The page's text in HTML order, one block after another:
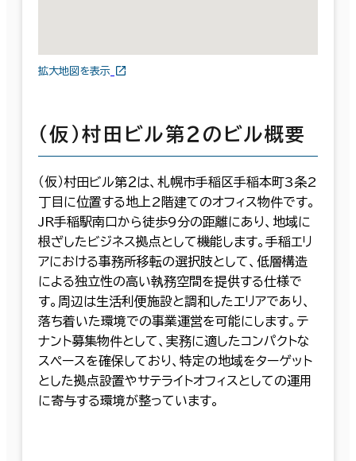
拡大地図を表示
（仮）村田ビル第２のビル概要
（仮）村田ビル第２は、札幌市手稲区手稲本町3条2
丁目に位置する地上2階建てのオフィス物件です。
JR手稲駅南口から徒歩9分の距離にあり、地域に
根ざしたビジネス拠点として機能します。手稲エリ
アにおける事務所移転の選択肢として、低層構造
による独立性の高い執務空間を提供する仕様で
す。周辺は生活利便施設と調和したエリアであり、
落ち着いた環境での事業運営を可能にします。テ
ナント募集物件として、実務に適したコンパクトな
スペースを確保しており、特定の地域をターゲット
とした拠点設置やサテライトオフィスとしての運用
に寄与する環境が整っています。